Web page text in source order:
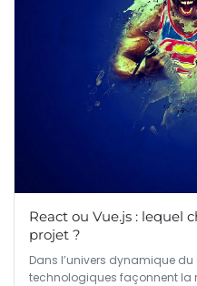
React ou Vue.js : lequel
projet ?
Dans l’univers dynamique
technologiques façonnent la